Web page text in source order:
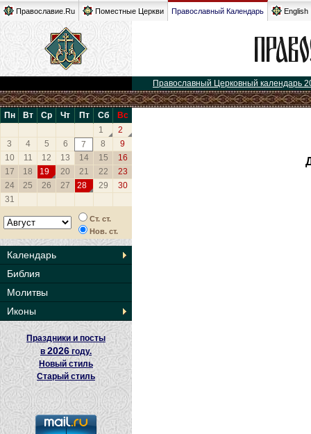
Православие.Ru Поместные Церкви Православный Календарь English
Православный Церковный календарь
Пн Вт Ср Чт Пт Сб
Вс
1
2
3
4 5 6 7 8
9
10
11 12 13 14 15
16
17
18 19 20 21 22
23
24
25 26 27 28 29
30
31
Ст. ст.
Нов. ст.
Календарь
Библия
Молитвы
Иконы
Праздники и посты
в2026 году.
Новый стиль
Старый стиль